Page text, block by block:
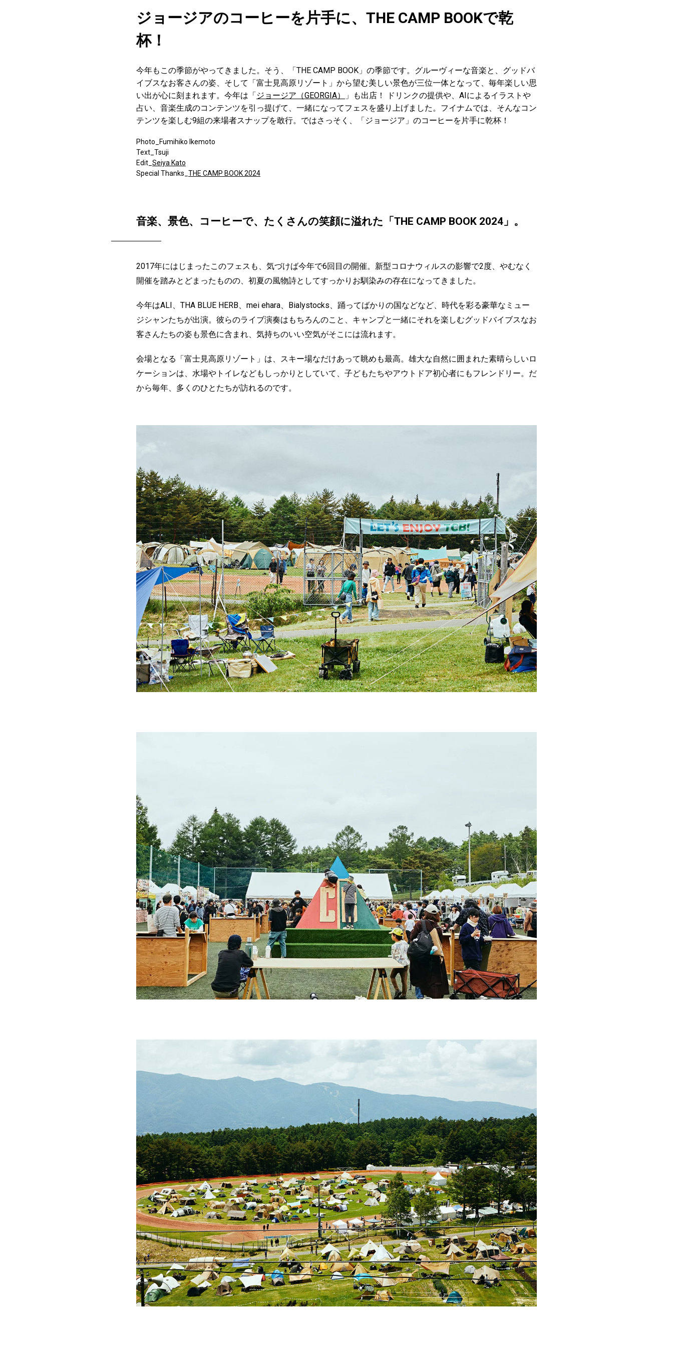
ジョージアのコーヒーを片手に、THE CAMP BOOKで乾
杯！
今年もこの季節がやってきました。そう、「THE CAMP BOOK」の季節です。グルーヴィーな音楽と、グッドバ
イブスなお客さんの姿、そして「富士見高原リゾート」から望む美しい景色が三位一体となって、毎年楽しい思
い出が心に刻まれます。今年は「ジョージア（GEORGIA）
」も出店！ ドリンクの提供や、AIによるイラストや
占い、音楽生成のコンテンツを引っ提げて、一緒になってフェスを盛り上げました。フイナムでは、そんなコン
テンツを楽しむ9組の来場者スナップを敢行。ではさっそく、「ジョージア」のコーヒーを片手に乾杯！
Photo_Fumihiko Ikemoto
Text_Tsuji
Edit_ Seiya Kato
Special Thanks_ THE CAMP BOOK 2024
音楽、景色、コーヒーで、たくさんの笑顔に溢れた「THE CAMP BOOK 2024」。
2017年にはじまったこのフェスも、気づけば今年で6回目の開催。新型コロナウィルスの影響で2度、やむなく
開催を踏みとどまったものの、初夏の風物詩としてすっかりお馴染みの存在になってきました。
今年はALI、THA BLUE HERB、mei ehara、Bialystocks、踊ってばかりの国などなど、時代を彩る豪華なミュー
ジシャンたちが出演。彼らのライブ演奏はもちろんのこと、キャンプと一緒にそれを楽しむグッドバイブスなお
客さんたちの姿も景色に含まれ、気持ちのいい空気がそこには流れます。
会場となる「富士見高原リゾート」は、スキー場なだけあって眺めも最高。雄大な自然に囲まれた素晴らしいロ
ケーションは、水場やトイレなどもしっかりとしていて、子どもたちやアウトドア初心者にもフレンドリー。だ
から毎年、多くのひとたちが訪れるのです。